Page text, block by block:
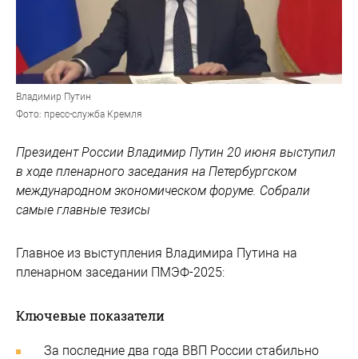
Владимир Путин
Фото: пресс-служба Кремля
Президент России Владимир Путин 20 июня выступил
в ходе пленарного заседания на Петербургском
международном экономическом форуме. Собрали
самые главные тезисы
Главное из выступления Владимира Путина на
пленарном заседании ПМЭФ-2025:
Ключевые показатели
За последние два года ВВП России стабильно